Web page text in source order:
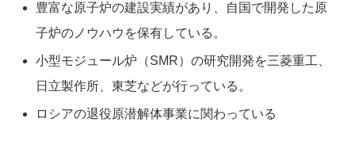
豊富な原子炉の建設実績があり、自国で開発した原
子炉のノウハウを保有している。
小型モジュール炉（SMR）の研究開発を三菱重工、
日立製作所、東芝などが行っている。
ロシアの退役原潜解体事業に関わっている